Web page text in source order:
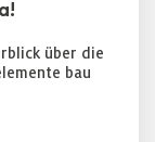
über die
bau